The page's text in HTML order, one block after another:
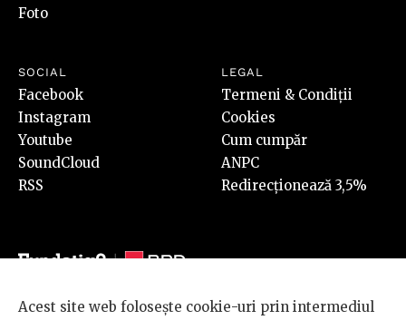
Foto
SOCIAL
Facebook
Instagram
Youtube
SoundCloud
RSS
LEGAL
Termeni & Condiții
Cookies
Cum cumpăr
ANPC
Redirecționează 3,5%
Acest site web folosește cookie-uri prin intermediul